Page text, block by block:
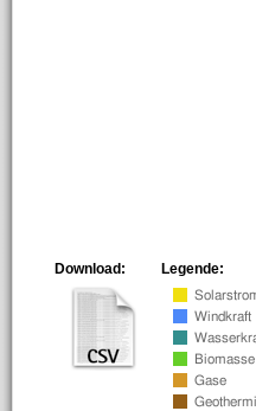
Legende:
Download: